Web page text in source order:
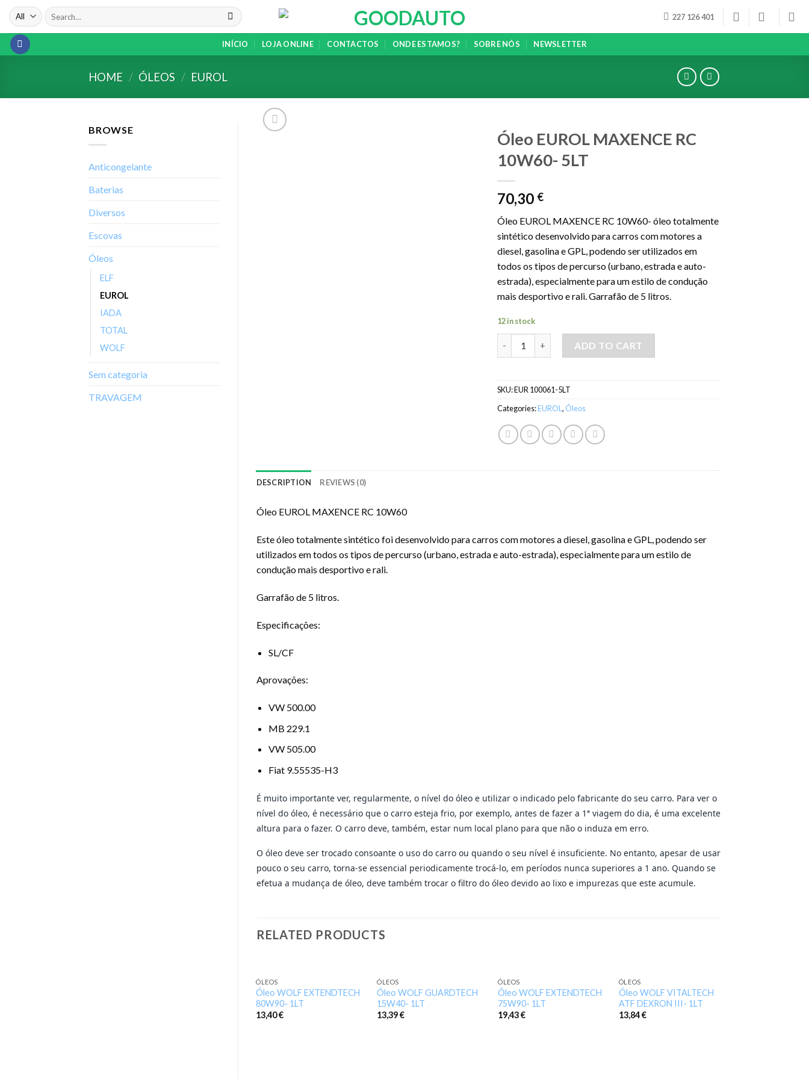
Skip
content
Search
for:
227 126 401
INÍCIO LOJA ONLINE CONTACTOS ONDE ESTAMOS? SOBRE NÓS NEWSLETTER
HOME / ÓLEOS / EUROL
BROWSE
Anticongelante
Baterias
Diversos
Escovas
Óleos
ELF
EUROL
IADA
TOTAL
WOLF
Sem categoria
TRAVAGEM
Óleo EUROL MAXENCE RC
10W60- 5LT
70,30 €
Óleo EUROL MAXENCE RC 10W60- óleo totalmente
sintético desenvolvido para carros com motores a
diesel, gasolina e GPL, podendo ser utilizados em
todos os tipos de percurso (urbano, estrada e auto-
estrada), especialmente para um estilo de condução
mais desportivo e rali. Garrafão de 5 litros.
12 in stock
ADD TO CART
SKU:EUR 100061-5LT
Categories:EUROL, Óleos
DESCRIPTION REVIEWS (0)
Óleo EUROL MAXENCE RC 10W60
Este óleo totalmente sintético foi desenvolvido para carros com motores a diesel, gasolina e GPL, podendo ser
utilizados em todos os tipos de percurso (urbano, estrada e auto-estrada), especialmente para um estilo de
condução mais desportivo e rali.
Garrafão de 5 litros.
Especificações:
SL/CF
Aprovações:
VW 500.00
MB 229.1
VW 505.00
Fiat 9.55535-H3
É muito importante ver, regularmente, o nível do óleo e utilizar o indicado pelo fabricante do seu carro. Para ver o
nível do óleo, é necessário que o carro esteja frio, por exemplo, antes de fazer a 1ª viagem do dia, é uma excelente
altura para o fazer. O carro deve, também, estar num local plano para que não o induza em erro.
O óleo deve ser trocado consoante o uso do carro ou quando o seu nível é insuficiente. No entanto, apesar de usar
pouco o seu carro, torna-se essencial periodicamente trocá-lo, em períodos nunca superiores a 1 ano. Quando se
efetua a mudança de óleo, deve também trocar o filtro do óleo devido ao lixo e impurezas que este acumule.
RELATED PRODUCTS
Add to
wishlist
ÓLEOS
Óleo WOLF EXTENDTECH
80W90- 1LT
13,40€
Add to
wishlist
ÓLEOS
Óleo WOLF GUARDTECH
15W40- 1LT
13,39€
Add to
wishlist
ÓLEOS
Óleo WOLF EXTENDTECH
75W90- 1LT
19,43€
Add to
wishlist
ÓLEOS
Óleo WOLF VITALTECH
ATF DEXRON III- 1LT
13,84€